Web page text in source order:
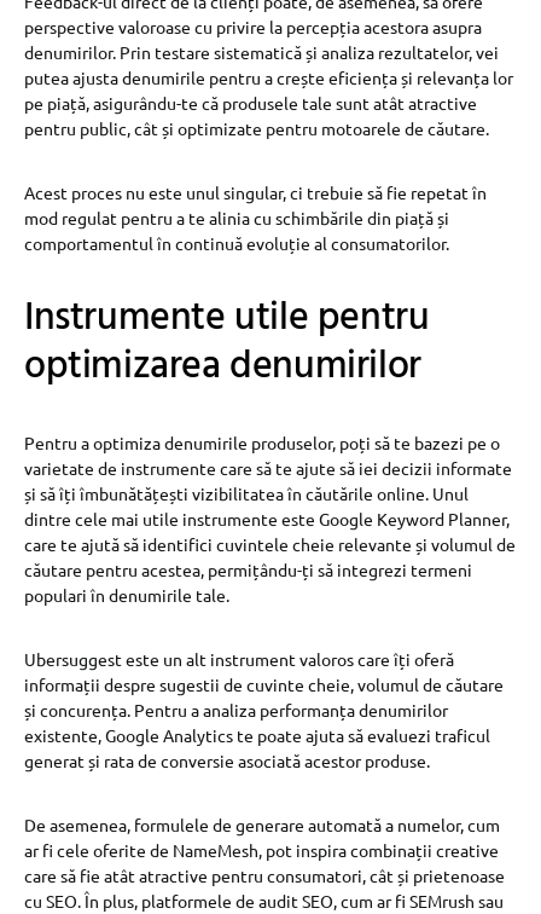
perspective valoroase cu privire la percepția acestora asupra
denumirilor. Prin testare sistematică și analiza rezultatelor, vei
putea ajusta denumirile pentru a crește eficiența și relevanța lor
pe piață, asigurându-te că produsele tale sunt atât atractive
pentru public, cât și optimizate pentru motoarele de căutare.
Acest proces nu este unul singular, ci trebuie să fie repetat în
mod regulat pentru a te alinia cu schimbările din piață și
comportamentul în continuă evoluție al consumatorilor.
Instrumente utile pentru
optimizarea denumirilor
Pentru a optimiza denumirile produselor, poți să te bazezi pe o
varietate de instrumente care să te ajute să iei decizii informate
și să îți îmbunătățești vizibilitatea în căutările online. Unul
dintre cele mai utile instrumente este Google Keyword Planner,
care te ajută să identifici cuvintele cheie relevante și volumul de
căutare pentru acestea, permițându-ți să integrezi termeni
populari în denumirile tale.
Ubersuggest este un alt instrument valoros care îți oferă
informații despre sugestii de cuvinte cheie, volumul de căutare
și concurența. Pentru a analiza performanța denumirilor
existente, Google Analytics te poate ajuta să evaluezi traficul
generat și rata de conversie asociată acestor produse.
De asemenea, formulele de generare automată a numelor, cum
ar fi cele oferite de NameMesh, pot inspira combinații creative
care să fie atât atractive pentru consumatori, cât și prietenoase
cu SEO. În plus, platformele de audit SEO, cum ar fi SEMrush sau